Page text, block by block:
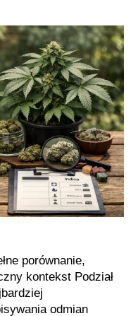
indica
krok
po
kroku
porównanie,
kontekst Podział
odmian